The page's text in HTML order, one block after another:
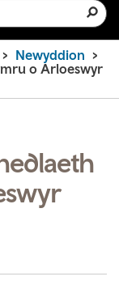
Newyddion
o Arloeswyr